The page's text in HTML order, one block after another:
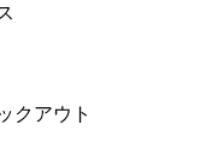
クアウト